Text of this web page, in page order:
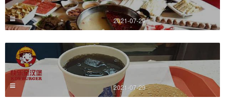
2021-07-29
2021-07-29